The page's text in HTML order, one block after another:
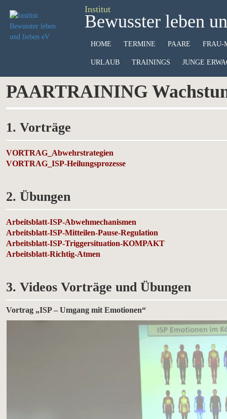
Institut
Bewusster leben
HOME TERMINE PAARE FRAU-
URLAUB TRAININGS JUNGE
PAARTRAINING
1. Vorträge
VORTRAG_Abwehrstrategien
VORTRAG_ISP-Heilungsprozesse
2. Übungen
Arbeitsblatt-ISP-Abwehmechanismen
Arbeitsblatt-ISP-Mitteilen-Pause-Regulation
Arbeitsblatt-ISP-Triggersituation-KOMPAKT
Arbeitsblatt-Richtig-Atmen
3. Videos Vorträge und Übungen
Vortrag „ISP – Umgang mit Emotionen“